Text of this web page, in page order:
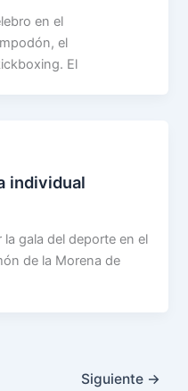
en el
el
El
individual
gala del deporte en el
de la Morena de
Siguiente →